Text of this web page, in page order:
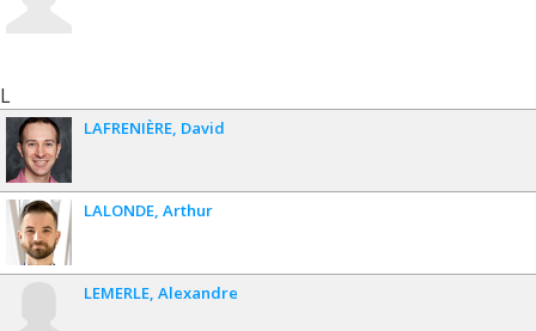
L
LAFRENIÈRE David
LALONDE Arthur
LEMERLE Alexandre